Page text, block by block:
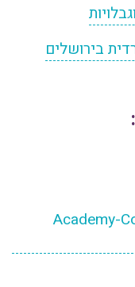
בירושלים
Academy-